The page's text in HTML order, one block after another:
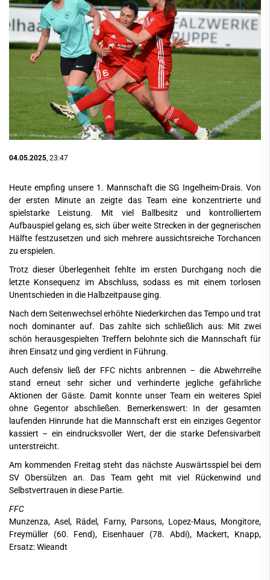
04.05.2025, 23:47
Heute empfing unsere 1. Mannschaft die SG Ingelheim-Drais. Von
der ersten Minute an zeigte das Team eine konzentrierte und
spielstarke Leistung. Mit viel Ballbesitz und kontrolliertem
Aufbauspiel gelang es, sich über weite Strecken in der gegnerischen
Hälfte festzusetzen und sich mehrere aussichtsreiche Torchancen
zu erspielen.
Trotz dieser Überlegenheit fehlte im ersten Durchgang noch die
letzte Konsequenz im Abschluss, sodass es mit einem torlosen
Unentschieden in die Halbzeitpause ging.
Nach dem Seitenwechsel erhöhte Niederkirchen das Tempo und trat
noch dominanter auf. Das zahlte sich schließlich aus: Mit zwei
schön herausgespielten Treffern belohnte sich die Mannschaft für
ihren Einsatz und ging verdient in Führung.
Auch defensiv ließ der FFC nichts anbrennen – die Abwehrreihe
stand erneut sehr sicher und verhinderte jegliche gefährliche
Aktionen der Gäste. Damit konnte unser Team ein weiteres Spiel
ohne Gegentor abschließen. Bemerkenswert: In der gesamten
laufenden Hinrunde hat die Mannschaft erst ein einziges Gegentor
kassiert – ein eindrucksvoller Wert, der die starke Defensivarbeit
unterstreicht.
Am kommenden Freitag steht das nächste Auswärtsspiel bei dem
SV Obersülzen an. Das Team geht mit viel Rückenwind und
Selbstvertrauen in diese Partie.
FFC
Munzenza, Asel, Rädel, Farny, Parsons, Lopez-Maus, Mongitore,
Freymüller (60. Fend), Eisenhauer (78. Abdi), Mackert, Knapp,
Ersatz: Wieandt